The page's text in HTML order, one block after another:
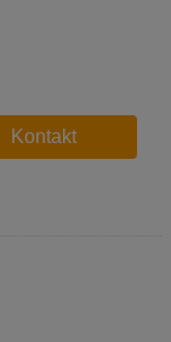
Kontakt